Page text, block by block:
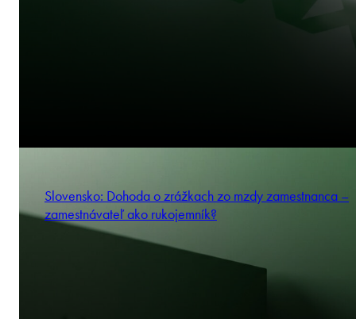
Slovensko: Dohoda o zrážkach zo mzdy zamestnanca –
zamestnávateľ ako rukojemník?